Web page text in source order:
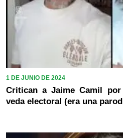
1 DE JUNIO DE 2024
Critican a Jaime Camil
veda electoral (era una